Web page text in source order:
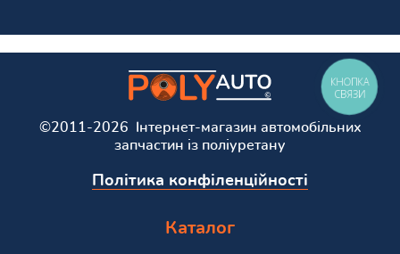
©2011-2026 Інтернет-магазин автомобільних
запчастин із поліуретану
Політика конфіленційності
Каталог
КНОПКА
СВЯЗИ